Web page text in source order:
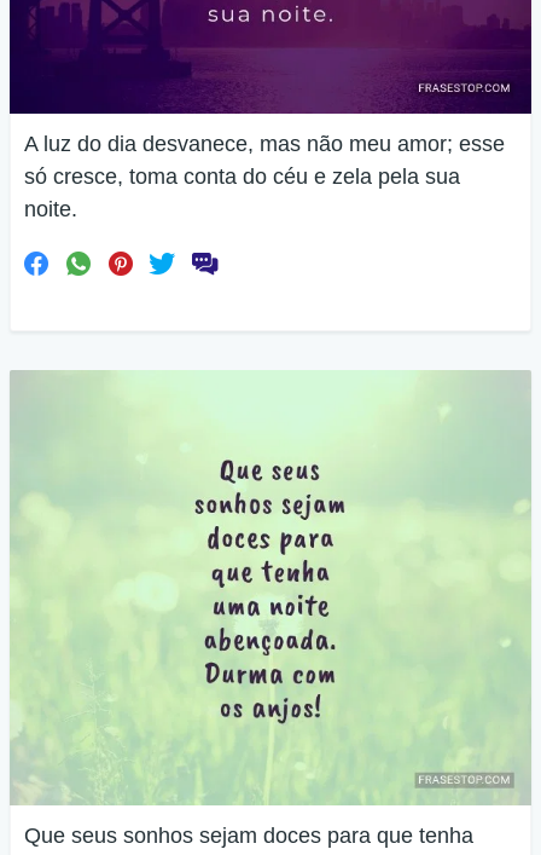
A luz do dia desvanece, mas não meu amor; esse
só cresce, toma conta do céu e zela pela sua
noite.
Que seus sonhos sejam doces para que tenha